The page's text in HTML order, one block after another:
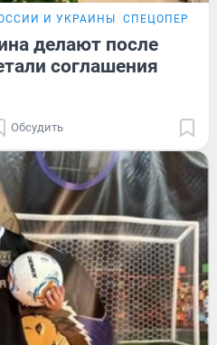
И УКРАИНЫ
делают после
соглашения
Обсудить